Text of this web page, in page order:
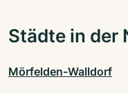
Städte in der
Mörfelden-Walldorf